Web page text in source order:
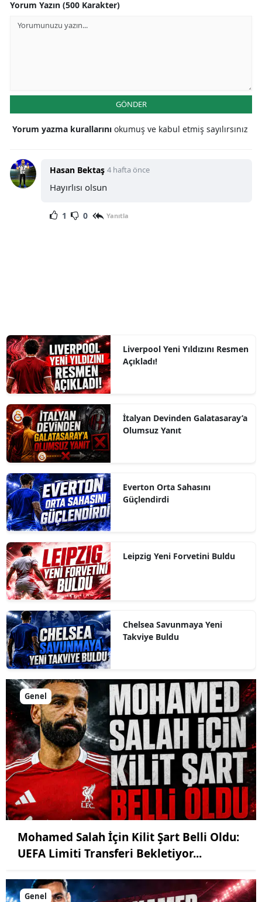
Yorum Yazın (500 Karakter)
GÖNDER
Yorum yazma kurallarını okumuş ve kabul etmiş sayılırsınız
Hasan Bektaş 4 hafta önce
Hayırlısı olsun
1 0 Yanıtla
Liverpool Yeni Yıldızını Resmen
Açıkladı!
İtalyan Devinden Galatasaray’a
Olumsuz Yanıt
Everton Orta Sahasını
Güçlendirdi
Leipzig Yeni Forvetini Buldu
Chelsea Savunmaya Yeni
Takviye Buldu
Genel
Mohamed Salah İçin Kilit Şart Belli Oldu:
UEFA Limiti Transferi Bekletiyor...
Genel